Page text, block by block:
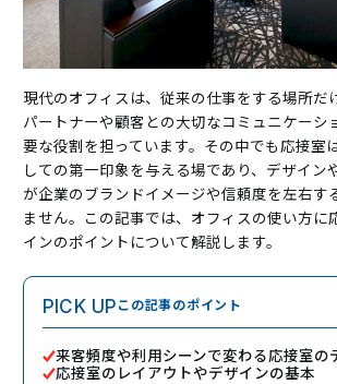
現代のオフィスは、従来の仕事をする場所だ
パートナーや顧客との大切なコミュニケーシ
要な役割を担っています。その中でも応接室
しての第一印象を与える場であり、デザイン
が企業のブランドイメージや信頼度を左右す
ません。この記事では、オフィスの使い方に
インのポイントについて解説します。
PICK UPこの記事のポイント
来客頻度や利用シーンで変わる応接室の
応接室のレイアウトやデザインの基本